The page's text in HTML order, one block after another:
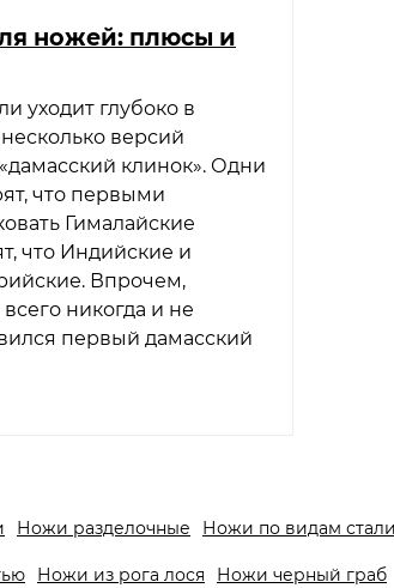
ножей: плюсы и
уходит глубоко в
версий
клинок». Одни
что первыми
Гималайские
что Индийские и
Впрочем,
никогда и не
первый дамасский
Ножи разделочные Ножи по видам стали
Ножи из рога лося Ножи черный граб